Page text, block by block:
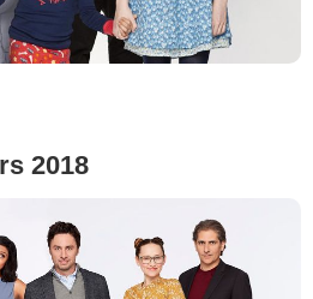
2018